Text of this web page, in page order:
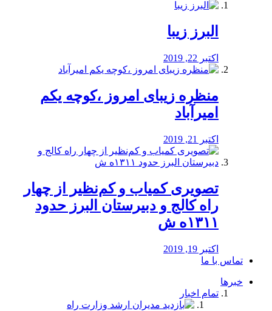
البرز زیبا
اکتبر 22, 2019
منظره‌‌ زیبای امروز ،کوچه یکم
امیرآباد
اکتبر 21, 2019
️تصویری کمیاب و کم‌نظیر از چهار
راه كالج و دبيرستان البرز حدود
۱۳۱۱ه ش
اکتبر 19, 2019
تماس با ما
خبرها
تمام اخبار